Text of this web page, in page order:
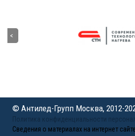
© Антилед-Групп Москва, 2012-
Политика конфиденциальности
Сведения о материалах на интернет